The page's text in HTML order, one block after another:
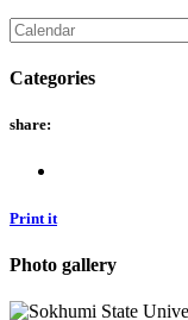
Categories
share:
Print it
Photo gallery